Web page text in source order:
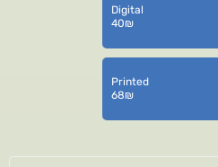
Digital
40₪
Printed
68₪